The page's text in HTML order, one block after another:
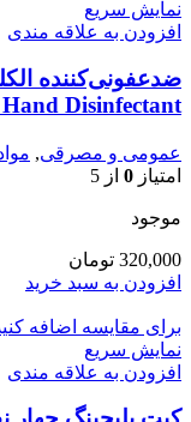
نمایش سریع
افزودن به علاقه مندی
Disinfectant
عمومی و مصرقی,
امتیاز 0 از 5
موجود
320,000 تومان
افزودن به سبد خرید
برای مقایسه اضافه
نمایش سریع
افزودن به علاقه مندی